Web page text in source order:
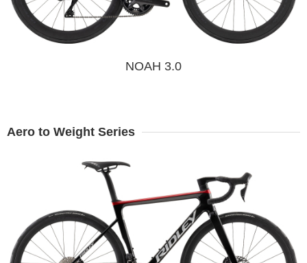
NOAH 3.0
Aero to Weight Series